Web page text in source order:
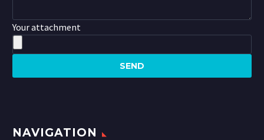
Your attachment
NAVIGATION